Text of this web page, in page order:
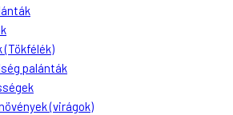
(Tökfélék)
palánták
(virágok)